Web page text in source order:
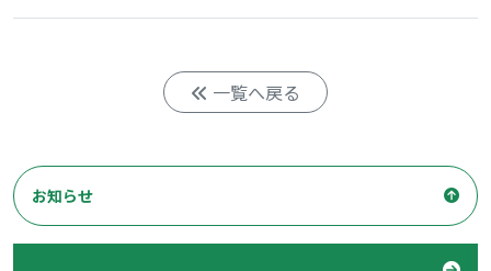
一覧へ戻る
お知らせ